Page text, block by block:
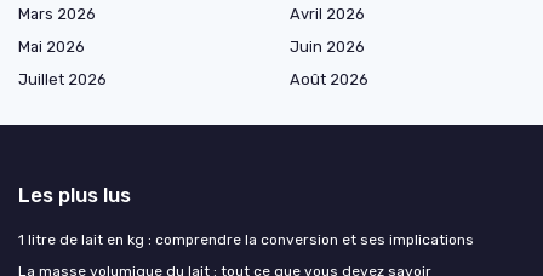
Mars 2026
Avril 2026
Mai 2026
Juin 2026
Juillet 2026
Août 2026
Les plus lus
1 litre de lait en kg : comprendre la conversion et ses implications
La masse volumique du lait : tout ce que vous devez savoir